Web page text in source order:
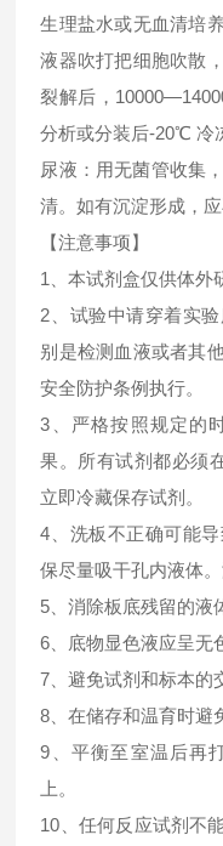
生理盐水或无血清培
液器吹打把细胞吹散
裂解后，
分析或分装后-20℃ 冷
尿液：用无菌管收集
清。如有沉淀形成，应
【注意事项】
1、本试剂盒仅供体外
2、试验中请穿着实
别是检测血液或者其
安全防护条例执行。
3、严格按照规定的
果。所有试剂都必须
立即冷藏保存试剂。
4、洗板不正确可能
保尽量吸干孔内液体
5、消除板底残留的液
6、底物显色液应呈无
7、避免试剂和标本的
8、在储存和温育时避
9、平衡至室温后再
上。
10、任何反应试剂不